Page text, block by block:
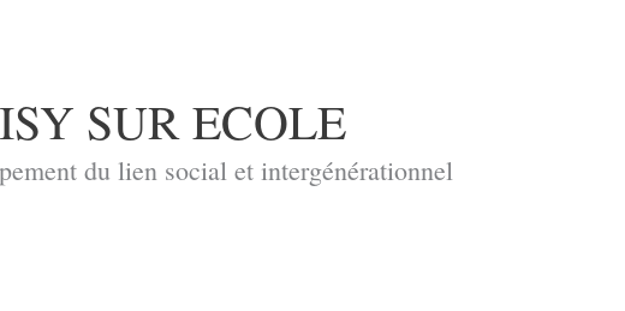
SUR ECOLE
du lien social et intergénérationnel